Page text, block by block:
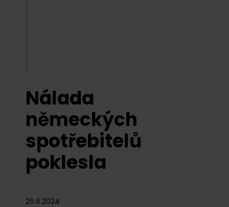
Nálada
německých
spotřebitelů
poklesla
26.6.2024